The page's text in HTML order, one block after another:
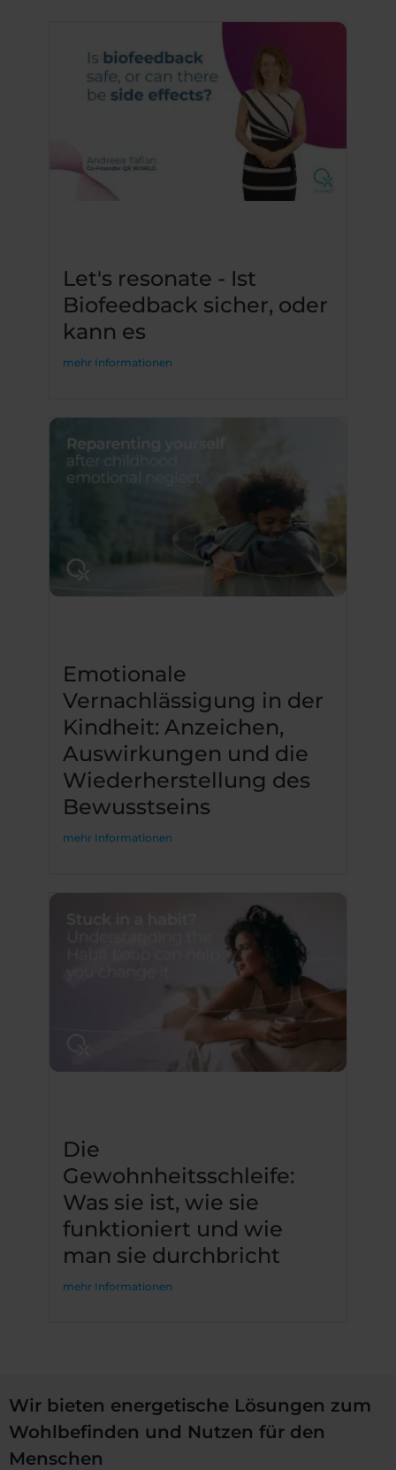
Let's resonate - Ist
Biofeedback sicher, oder
kann es
mehr Informationen
Emotionale
Vernachlässigung in der
Kindheit: Anzeichen,
Auswirkungen und die
Wiederherstellung des
Bewusstseins
mehr Informationen
Die
Gewohnheitsschleife:
Was sie ist, wie sie
funktioniert und wie
man sie durchbricht
mehr Informationen
Wir bieten energetische Lösungen zum
Wohlbefinden und Nutzen für den
Menschen